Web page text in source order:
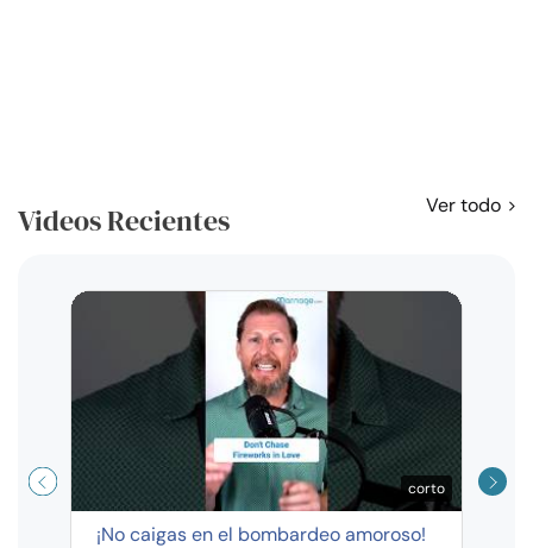
Videos Recientes Ver todo
corto
¡No caigas en el bombardeo amoroso!